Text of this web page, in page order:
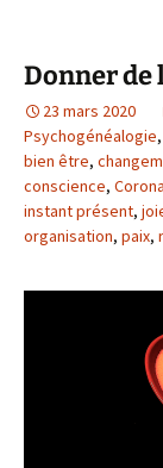
Donner de
23 mars 2020
Psychogénéalogie,
bien être,
conscience,
instant présent,
organisation, paix,